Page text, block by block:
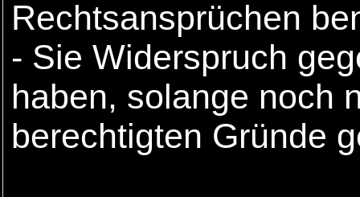
Rechtsansprüchen
- Sie Widerspruch
haben, solange noch
berechtigten Gründe